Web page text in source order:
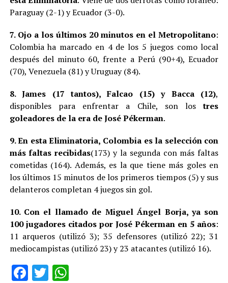
Paraguay (2-1) y Ecuador (3-0).
7. Ojo a los últimos 20 minutos en el Metropolitano:
Colombia ha marcado en 4 de los 5 juegos como local
después del minuto 60, frente a Perú (90+4), Ecuador
(70), Venezuela (81) y Uruguay (84).
8. James (17 tantos), Falcao (15) y Bacca (12),
disponibles para enfrentar a Chile, son lostres
goleadores de la era de José Pékerman.
9. En esta Eliminatoria, Colombia es la selección con
más faltas recibidas(173) y la segunda con más faltas
cometidas (164). Además, es la que tiene más goles en
los últimos 15 minutos de los primeros tiempos (5) y sus
delanteros completan 4 juegos sin gol.
10. Con el llamado de Miguel Ángel Borja, ya son
100 jugadores citados por José Pékerman en 5 años:
11 arqueros (utilizó 3); 35 defensores (utilizó 22); 31
mediocampistas (utilizó 23) y 23 atacantes (utilizó 16).
Facebook
TwitterWhatsApp